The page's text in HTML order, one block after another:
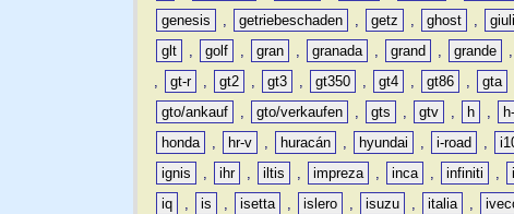
genesis
, getriebeschaden , getz , ghost ,
glt
, golf , gran , granada , grand , grande ,
,
gt-r , gt2 , gt3 , gt350 , gt4 , gt86 , gta
gto/ankauf
, gto/verkaufen , gts , gtv , h ,
honda
, hr-v , huracán , hyundai , i-road ,
ignis
, ihr , iltis , impreza , inca , infiniti ,
iq
, is , isetta , islero , isuzu , italia ,